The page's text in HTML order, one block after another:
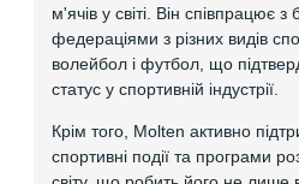
м'ячів у світі. Він співпрацює
федераціями з різних видів
волейбол і футбол, що
статус у спортивній індустрії.
Крім того, Molten активно
спортивні події та програми